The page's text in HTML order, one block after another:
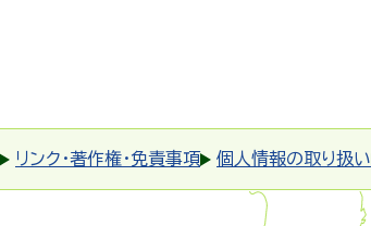
リンク・著作権・免責事項 個人情報の取り扱い